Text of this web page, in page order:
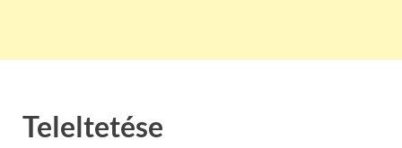
Teleltetése